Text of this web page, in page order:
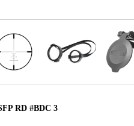
RD #BDC 3